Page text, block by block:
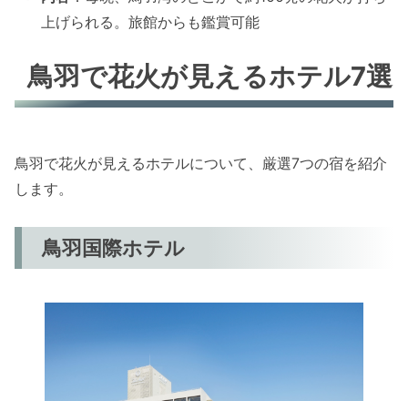
上げられる。旅館からも鑑賞可能
鳥羽で花火が見えるホテル7選
鳥羽で花火が見えるホテルについて、厳選7つの宿を紹介
します。
鳥羽国際ホテル